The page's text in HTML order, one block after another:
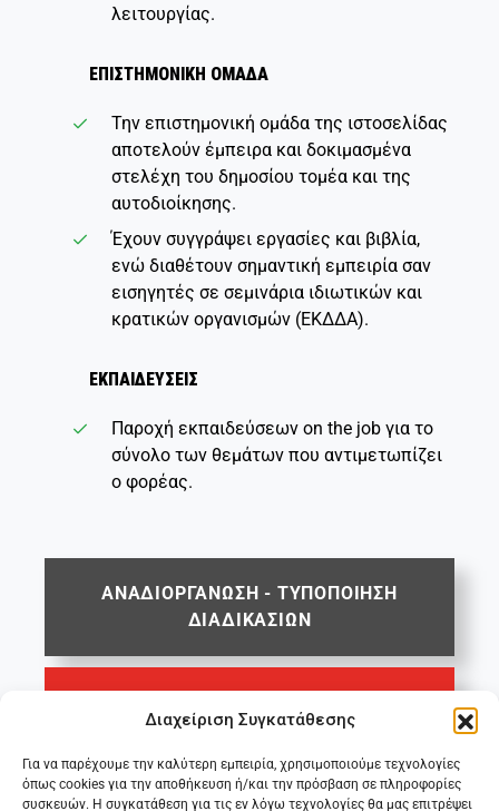
Διαχείριση Συγκατάθεσης
Για να παρέχουμε την καλύτερη εμπειρία, χρησιμοποιούμε τεχνολογίες
όπως cookies για την αποθήκευση ή/και την πρόσβαση σε πληροφορίες
συσκευών. Η συγκατάθεση για τις εν λόγω τεχνολογίες θα μας επιτρέψει
λειτουργίας.
ΕΠΙΣΤΗΜΟΝΙΚΗ ΟΜΑΔΑ
Την επιστημονική ομάδα της ιστοσελίδας
αποτελούν έμπειρα και δοκιμασμένα
στελέχη του δημοσίου τομέα και της
αυτοδιοίκησης.
Έχουν συγγράψει εργασίες και βιβλία,
ενώ διαθέτουν σημαντική εμπειρία σαν
εισηγητές σε σεμινάρια ιδιωτικών και
κρατικών οργανισμών (ΕΚΔΔΑ).
EΚΠΑΙΔΕΥΣΕΙΣ
Παροχή εκπαιδεύσεων on the job για το
σύνολο των θεμάτων που αντιμετωπίζει
ο φορέας.
ΑΝΑΔΙΟΡΓΑΝΩΣΗ - ΤΥΠΟΠΟΙΗΣΗ
ΔΙΑΔΙΚΑΣΙΩΝ
ΟΙΚΟΝΟΜΙΚΗ ΛΕΙΤΟΥΡΓΙΑ